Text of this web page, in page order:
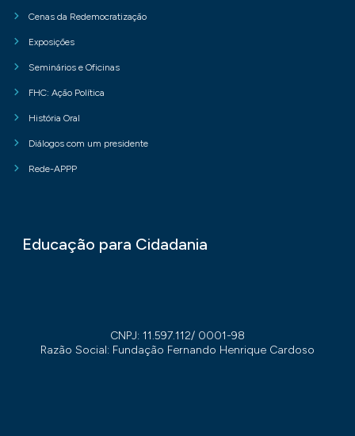
Cenas da Redemocratização
Exposições
Seminários e Oficinas
FHC: Ação Política
História Oral
Diálogos com um presidente
Rede-APPP
Educação para Cidadania
CNPJ: 11.597.112/ 0001-98
Razão Social: Fundação Fernando Henrique Cardoso